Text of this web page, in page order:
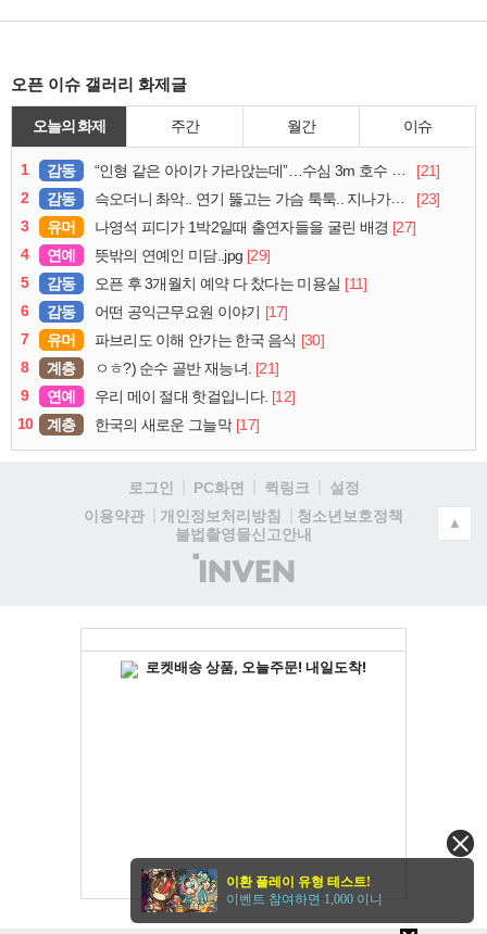
오픈 이슈 갤러리 화제글
오늘의 화제 주간 월간 이슈
1 감동 “인형 같은 아이가 가라앉는데”…수심 3m 호수 뛰어든 60대 의인
[21]
2
감동 슥오더니 촤악.. 연기 뚫고는 가슴 툭툭.. 지나가던 아재의 정체
[23]
3
유머 나영석 피디가 1박2일때 출연자들을 굴린 배경 [27]
4
연예 뜻밖의 연예인 미담..jpg [29]
5
감동 오픈 후 3개월치 예약 다 찼다는 미용실 [11]
6
감동 어떤 공익근무요원 이야기 [17]
7
유머 파브리도 이해 안가는 한국 음식 [30]
8
계층 ㅇㅎ?) 순수 골반 재능녀. [21]
9
연예 우리 메이 절대 핫걸입니다. [12]
10
계층 한국의 새로운 그늘막 [17]
로그인 PC화면 퀵링크
설정
이용약관
개인정보처리방침
청소년보호정책
불법촬영물신고안내
(주)
인
▲
이환 플레이 유형 테스트!
이벤트 참여하면 1,000 이니